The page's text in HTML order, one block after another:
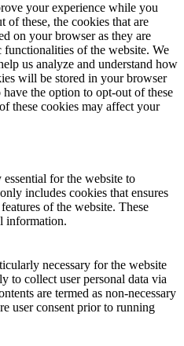
your experience while you
of these, the cookies that are
on your browser as they are
of the website. We
us analyze and understand how
will be stored in your browser
the option to opt-out of these
these cookies may affect your
for the website to
includes cookies that ensures
of the website. These
information.
necessary for the website
to collect user personal data via
are termed as non-necessary
user consent prior to running